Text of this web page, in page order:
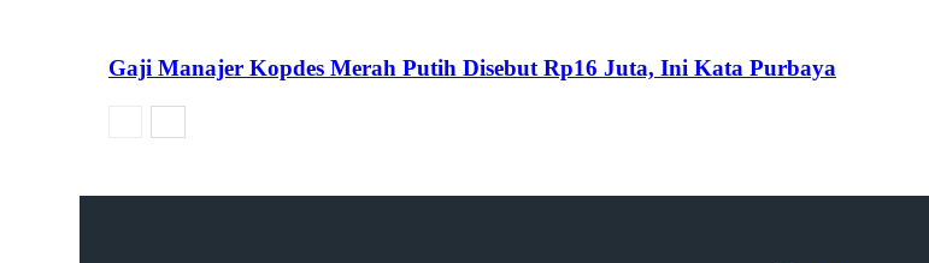
Gaji Manajer Kopdes Merah Putih Disebut Rp16 Juta, Ini Kata Purbaya